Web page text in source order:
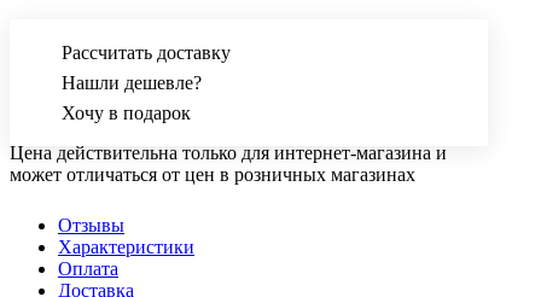
Рассчитать доставку
Нашли дешевле?
Хочу в подарок
Цена действительна только для интернет-магазина и
может отличаться от цен в розничных магазинах
Отзывы
Характеристики
Оплата
Доставка